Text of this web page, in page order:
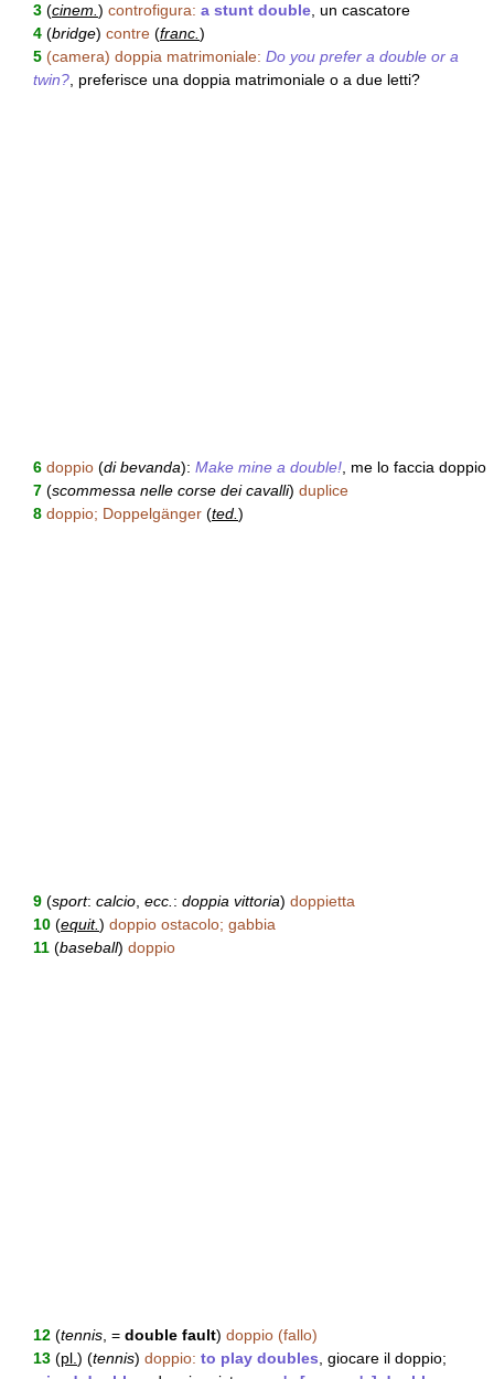
3 (cinem. ) controfigura: a stunt double , un cascatore
4 (bridge) contre (franc. )
5 (camera) doppia matrimoniale: Do you prefer a double or a
twin? , preferisce una doppia matrimoniale o a due letti?
6 doppio (di bevanda): Make mine a double! , me lo faccia doppio
7 (scommessa nelle corse dei cavalli) duplice
8 doppio; Doppelgänger (ted. )
9 (sport: calcio ecc. : doppia vittoria) doppietta
10 (equit.) doppio ostacolo; gabbia
11 (baseball) doppio
12 (tennis , = double fault) doppio (fallo)
13 (pl. ) (tennis) doppio: to play doubles , giocare il doppio;